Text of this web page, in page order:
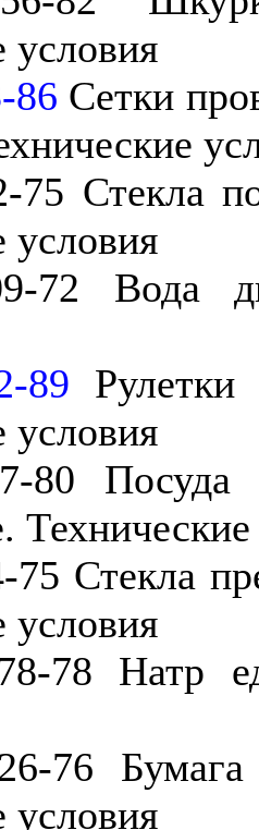
условия
86 Сетки
Стекла
условия
72 Вода
89 Рулетки
условия
80 Посуда
Технические
Стекла
условия
78 Натр
76 Бумага
условия